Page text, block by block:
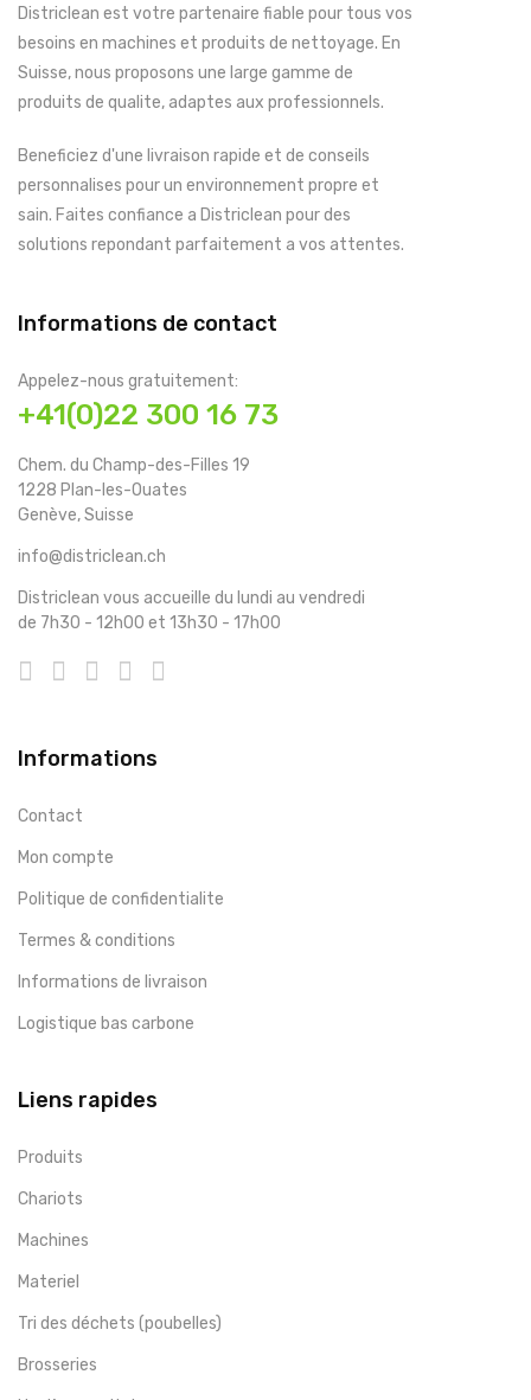
Districlean est votre partenaire fiable pour tous vos
besoins en machines et produits de nettoyage. En
Suisse, nous proposons une large gamme de
produits de qualite, adaptes aux professionnels.
Beneficiez d'une livraison rapide et de conseils
personnalises pour un environnement propre et
sain. Faites confiance a Districlean pour des
solutions repondant parfaitement a vos attentes.
Informations de contact
Appelez-nous gratuitement:
+41(0)22 300 16 73
Chem. du Champ-des-Filles 19
1228 Plan-les-Ouates
Genève, Suisse
info@districlean.ch
Districlean vous accueille du lundi au vendredi
de 7h30 - 12h00 et 13h30 - 17h00
Informations
Contact
Mon compte
Politique de confidentialite
Termes & conditions
Informations de livraison
Logistique bas carbone
Liens rapides
Produits
Chariots
Machines
Materiel
Tri des déchets (poubelles)
Brosseries